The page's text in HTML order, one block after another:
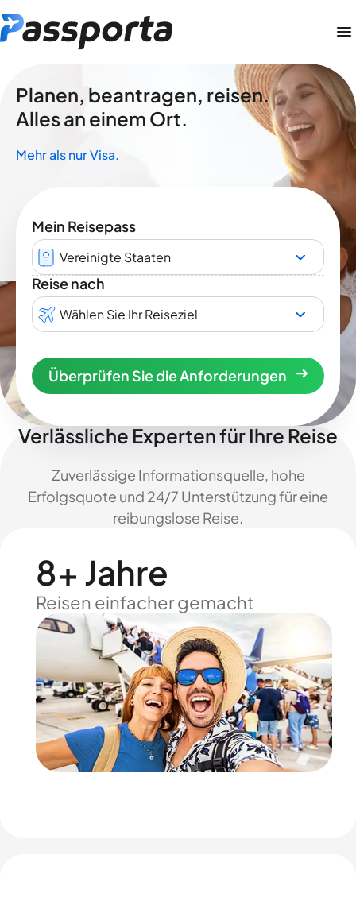
Planen, beantragen, reisen.
Alles an einem Ort.
Mehr als nur Visa.
Mein Reisepass
Vereinigte Staaten
Reise nach
Wählen Sie Ihr Reiseziel
Überprüfen Sie die Anforderungen
Verlässliche Experten für Ihre Reise
Zuverlässige Informationsquelle, hohe
Erfolgsquote und 24/7 Unterstützung für eine
reibungslose Reise.
8+ Jahre
Reisen einfacher gemacht